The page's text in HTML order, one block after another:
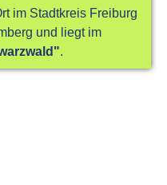
im Stadtkreis Freiburg
und liegt im